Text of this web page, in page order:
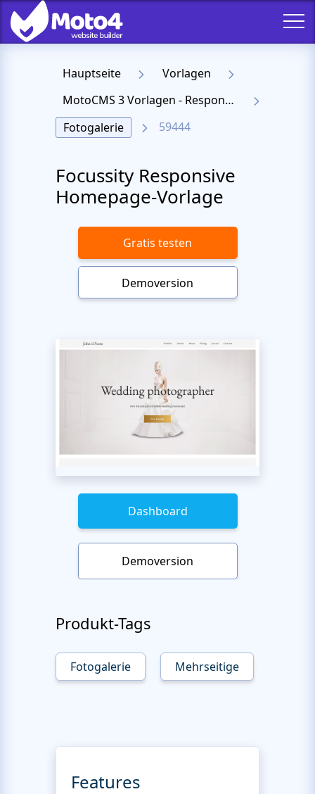
Hauptseite
Vorlagen
MotoCMS 3 Vorlagen - Responsive Templates für Website
Fotogalerie
59444
Focussity Responsive
Homepage-Vorlage
Gratis testen
Demoversion
Dashboard
Demoversion
Produkt-Tags
Fotogalerie Mehrseitige
Features